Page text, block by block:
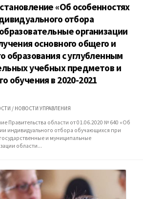
«Об особенностях
отбора
организации
основного общего и
образования с углубленным
учебных предметов и
обучения в 2020-2021
/ НОВОСТИ УПРАВЛЕНИЯ
Правительства области от 01.06.2020 № 640 «Об
индивидуального отбора обучающихся при
и муниципальные
области...